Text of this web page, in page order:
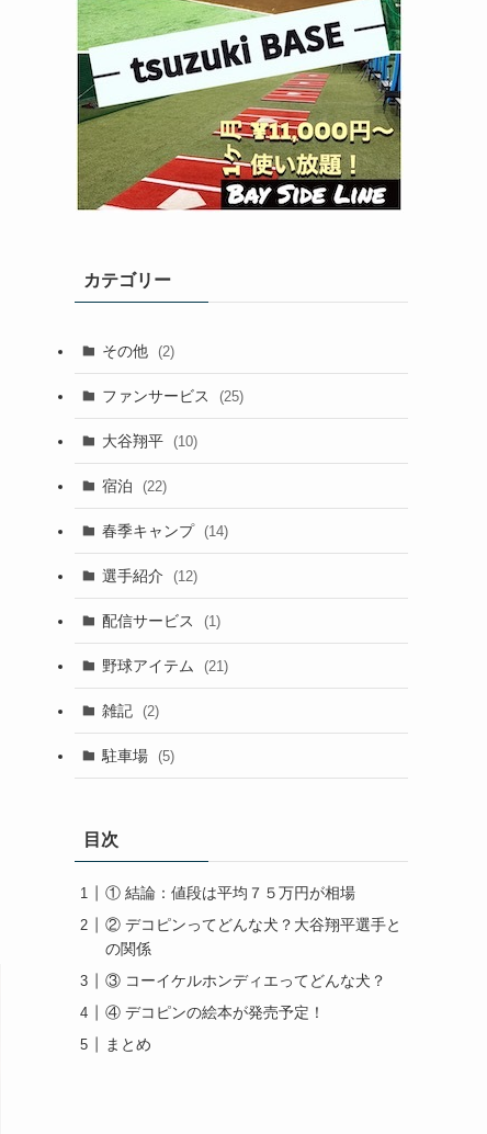
カテゴリー
その他 (2)
ファンサービス (25)
大谷翔平 (10)
宿泊 (22)
春季キャンプ (14)
選手紹介 (12)
配信サービス (1)
野球アイテム (21)
雑記 (2)
駐車場 (5)
目次
① 結論：値段は平均７５万円が相場
② デコピンってどんな犬？大谷翔平選手と
の関係
③ コーイケルホンディエってどんな犬？
④ デコピンの絵本が発売予定！
まとめ